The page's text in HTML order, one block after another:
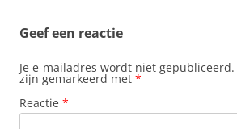
Geef een reactie
Je e-mailadres wordt niet gepubliceerd.
zijn gemarkeerd met *
Reactie *